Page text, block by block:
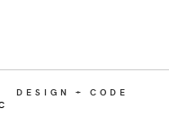
DESIGN + CODE